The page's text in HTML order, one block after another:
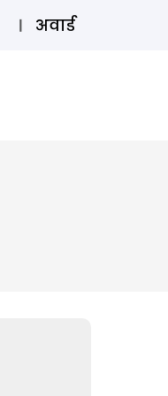
SUBSCRIBE
अवार्ड